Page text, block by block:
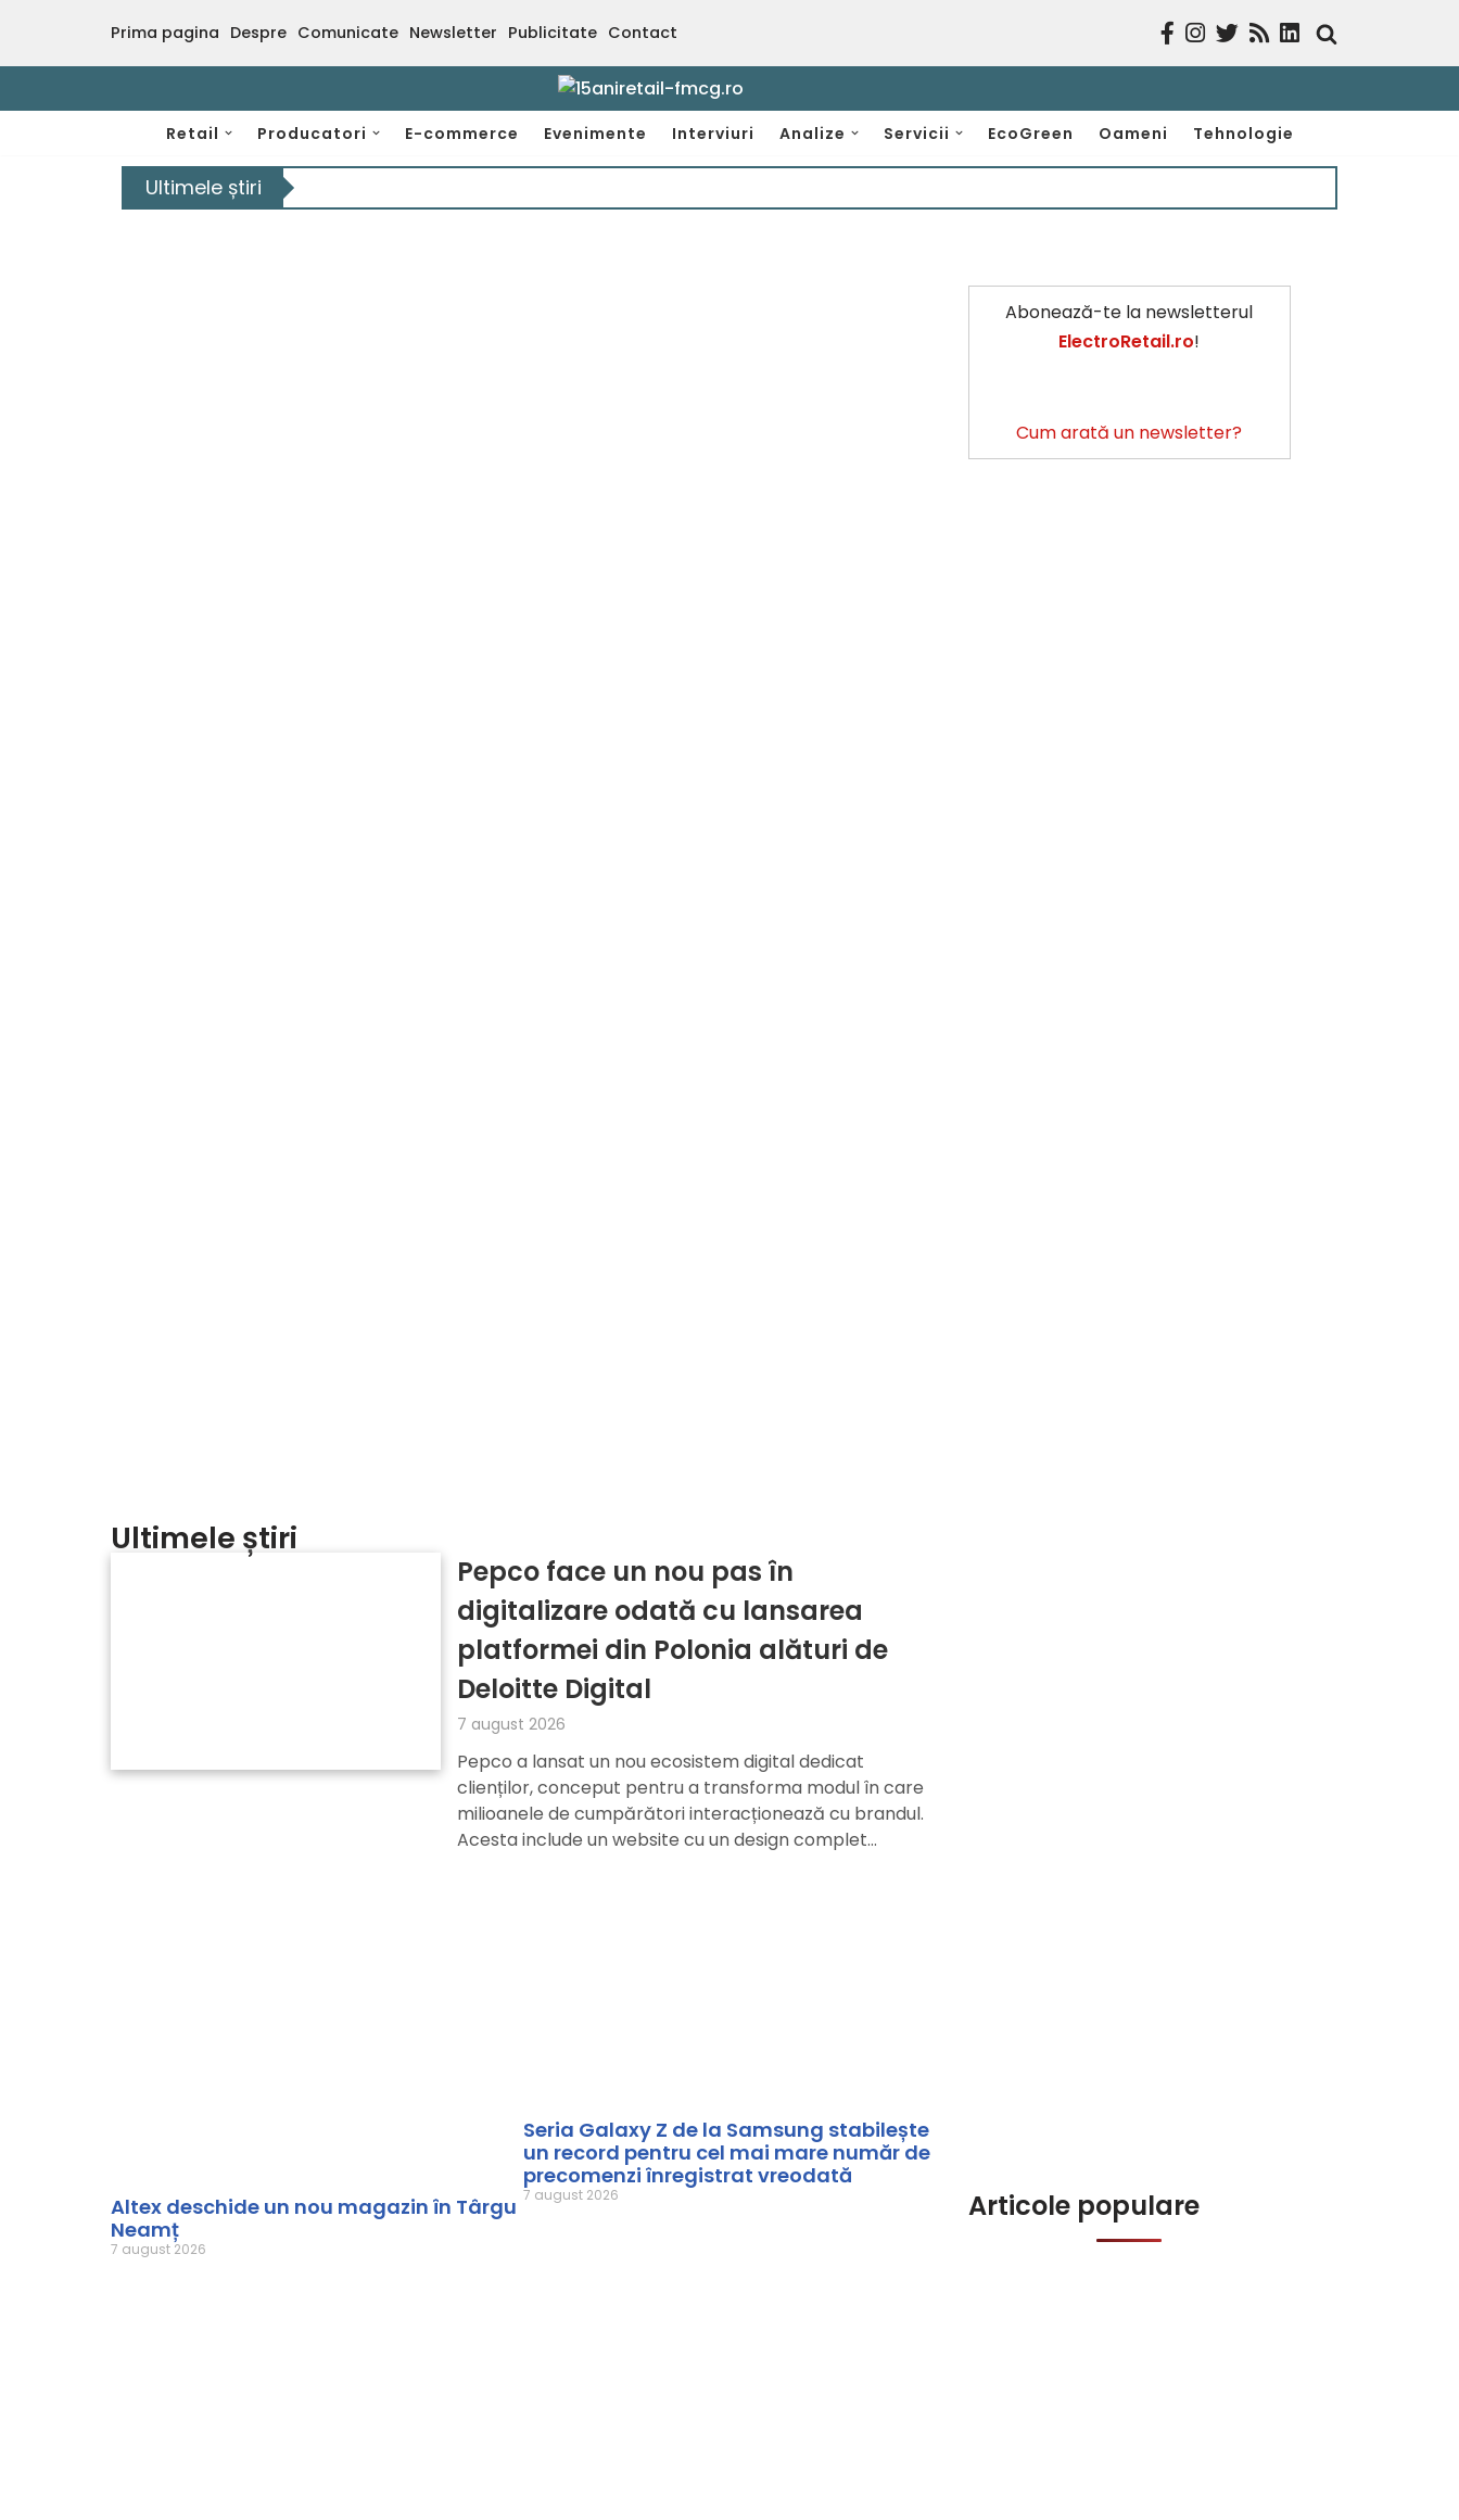
Sari
conținut
Prima pagina Despre Comunicate Newsletter Publicitate Contact
Retail Producatori E-commerce Evenimente Interviuri Analize Servicii EcoGreen Oameni Tehnologie
Ultimele știri
Ultimele știri
Pepco face un nou pas în
digitalizare odată cu lansarea
platformei din Polonia alături de
Deloitte Digital
7 august 2026
Pepco a lansat un nou ecosistem digital dedicat
clienților, conceput pentru a transforma modul în care
milioanele de cumpărători interacționează cu brandul.
Acesta include un website cu un design complet…
Altex deschide un nou magazin în Târgu
Neamț
7 august 2026
Seria Galaxy Z de la Samsung stabilește
un record pentru cel mai mare număr de
precomenzi înregistrat vreodată
7 august 2026
Abonează-te la newsletterul
ElectroRetail.ro!
Cum arată un newsletter?
Articole populare